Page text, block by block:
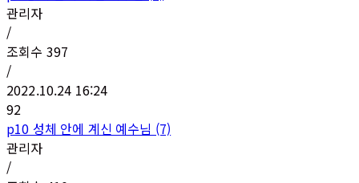
관리자
/
조회수 397
/
2022.10.24 16:24
92
p10 성체 안에 계신 예수님 (7)
관리자
/